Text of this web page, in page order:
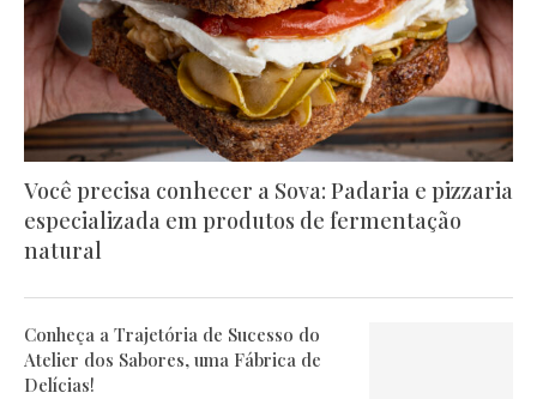
Você precisa conhecer a Sova: Padaria e pizzaria
especializada em produtos de fermentação
natural
Conheça a Trajetória de Sucesso do
Atelier dos Sabores, uma Fábrica de
Delícias!